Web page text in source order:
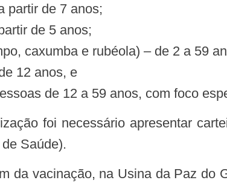
partir de 7 anos;
de 5 anos;
caxumba e rubéola) – de 2 a 59
12 anos, e
de 12 a 59 anos, com foco
Saúde).
da vacinação, na Usina da Paz do